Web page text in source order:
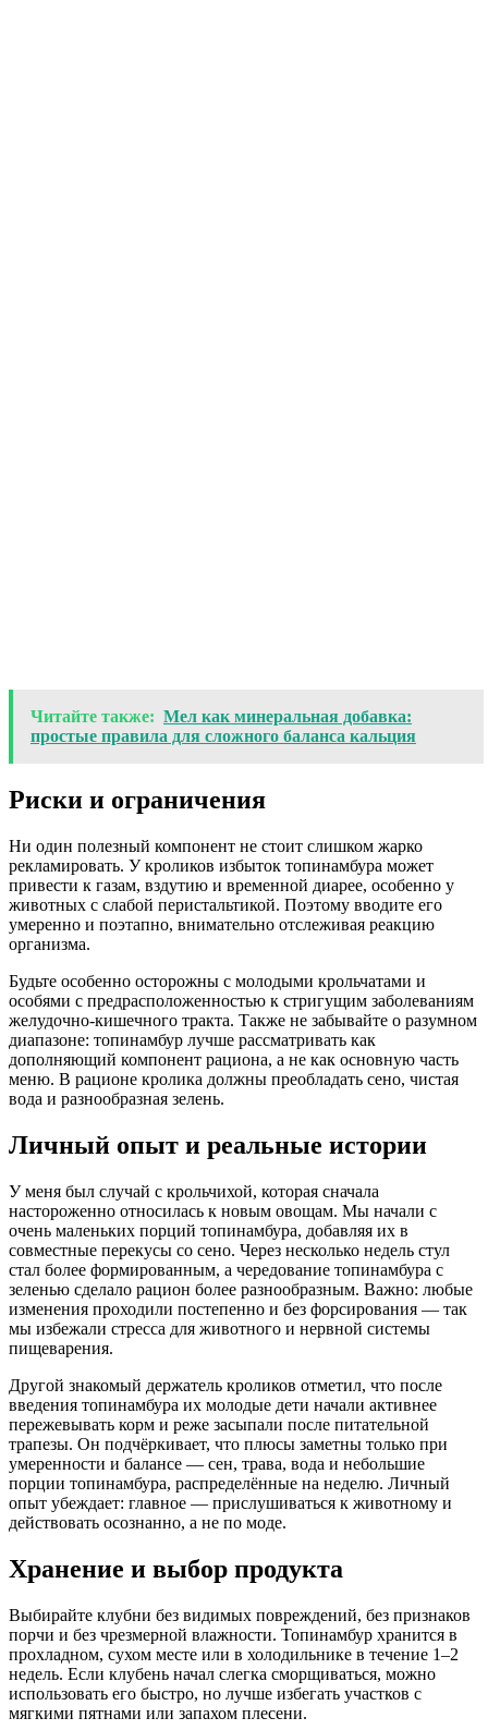
Читайте также: Мел как минеральная добавка:
простые правила для сложного баланса кальция
Риски и ограничения
Ни один полезный компонент не стоит слишком жарко
рекламировать. У кроликов избыток топинамбура может
привести к газам, вздутию и временной диарее, особенно у
животных с слабой перистальтикой. Поэтому вводите его
умеренно и поэтапно, внимательно отслеживая реакцию
организма.
Будьте особенно осторожны с молодыми крольчатами и
особями с предрасположенностью к стригущим заболеваниям
желудочно-кишечного тракта. Также не забывайте о разумном
диапазоне: топинамбур лучше рассматривать как
дополняющий компонент рациона, а не как основную часть
меню. В рационе кролика должны преобладать сено, чистая
вода и разнообразная зелень.
Личный опыт и реальные истории
У меня был случай с крольчихой, которая сначала
настороженно относилась к новым овощам. Мы начали с
очень маленьких порций топинамбура, добавляя их в
совместные перекусы со сено. Через несколько недель стул
стал более формированным, а чередование топинамбура с
зеленью сделало рацион более разнообразным. Важно: любые
изменения проходили постепенно и без форсирования — так
мы избежали стресса для животного и нервной системы
пищеварения.
Другой знакомый держатель кроликов отметил, что после
введения топинамбура их молодые дети начали активнее
пережевывать корм и реже засыпали после питательной
трапезы. Он подчёркивает, что плюсы заметны только при
умеренности и балансе — сен, трава, вода и небольшие
порции топинамбура, распределённые на неделю. Личный
опыт убеждает: главное — прислушиваться к животному и
действовать осознанно, а не по моде.
Хранение и выбор продукта
Выбирайте клубни без видимых повреждений, без признаков
порчи и без чрезмерной влажности. Топинамбур хранится в
прохладном, сухом месте или в холодильнике в течение 1–2
недель. Если клубень начал слегка сморщиваться, можно
использовать его быстро, но лучше избегать участков с
мягкими пятнами или запахом плесени.